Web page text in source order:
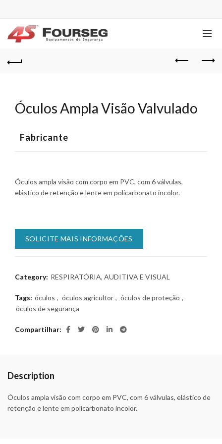
Óculos Ampla Visão Valvulado
Fabricante
Óculos ampla visão com corpo em PVC, com 6 válvulas,
elástico de retenção e lente em policarbonato incolor.
SOLICITE MAIS INFORMAÇÕES
Category: RESPIRATÓRIA, AUDITIVA E VISUAL
Tags: óculos , óculos agricultor , óculos de proteção ,
óculos de segurança
Compartilhar
Description
Óculos ampla visão com corpo em PVC, com 6 válvulas, elástico de
retenção e lente em policarbonato incolor.